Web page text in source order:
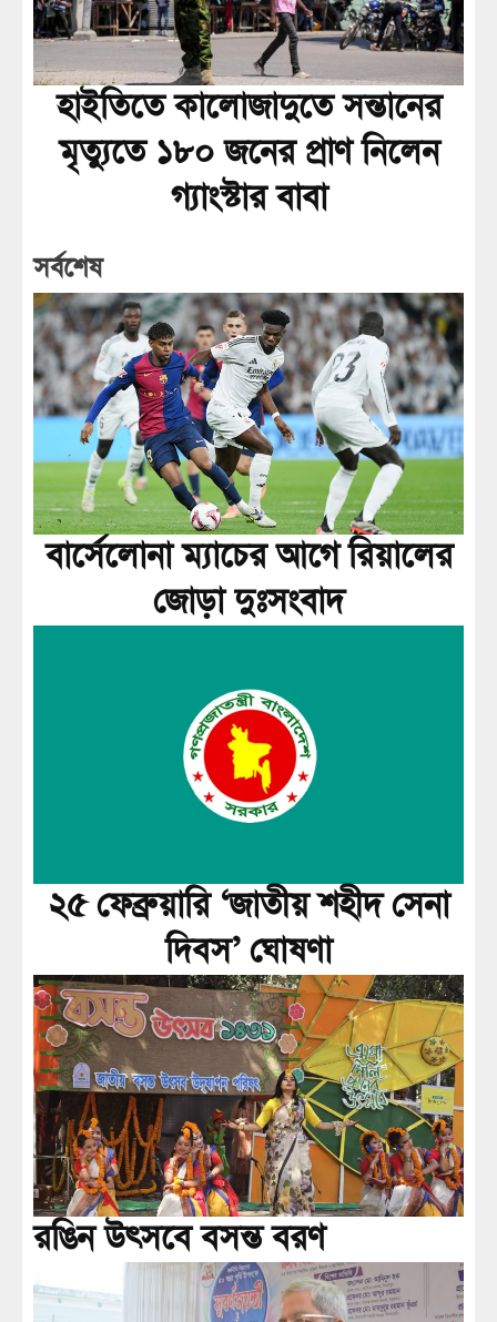
হাইতিতে কালোজাদুতে সন্তানের
মৃত্যুতে ১৮০ জনের প্রাণ নিলেন
গ্যাংস্টার বাবা
সর্বশেষ
বার্সেলোনা ম্যাচের আগে রিয়ালের
জোড়া দুঃসংবাদ
২৫ ফেব্রুয়ারি ‘জাতীয় শহীদ সেনা
দিবস’ ঘোষণা
রঙিন উৎসবে বসন্ত বরণ